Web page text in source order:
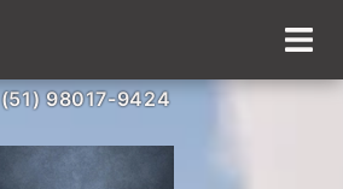
(51) 98017-9424